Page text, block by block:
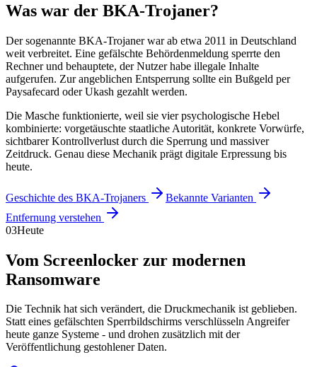
Was war der BKA-Trojaner?
Der sogenannte BKA-Trojaner war ab etwa 2011 in Deutschland
weit verbreitet. Eine gefälschte Behördenmeldung sperrte den
Rechner und behauptete, der Nutzer habe illegale Inhalte
aufgerufen. Zur angeblichen Entsperrung sollte ein Bußgeld per
Paysafecard oder Ukash gezahlt werden.
Die Masche funktionierte, weil sie vier psychologische Hebel
kombinierte: vorgetäuschte staatliche Autorität, konkrete Vorwürfe,
sichtbarer Kontrollverlust durch die Sperrung und massiver
Zeitdruck. Genau diese Mechanik prägt digitale Erpressung bis
heute.
Geschichte des BKA-Trojaners
Bekannte Varianten
Entfernung verstehen
03Heute
Vom Screenlocker zur modernen
Ransomware
Die Technik hat sich verändert, die Druckmechanik ist geblieben.
Statt eines gefälschten Sperrbildschirms verschlüsseln Angreifer
heute ganze Systeme - und drohen zusätzlich mit der
Veröffentlichung gestohlener Daten.